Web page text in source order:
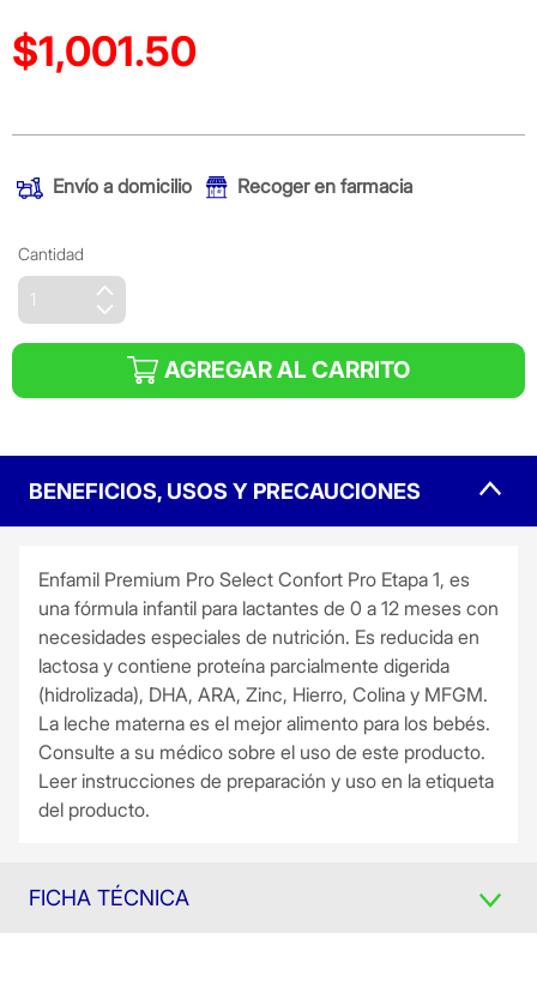
Precio reducido de
$1,001.50
Envío a domicilio Recoger en farmacia
Cantidad
AGREGAR AL CARRITO
BENEFICIOS, USOS Y PRECAUCIONES
Enfamil Premium Pro Select Confort Pro Etapa 1, es
una fórmula infantil para lactantes de 0 a 12 meses con
necesidades especiales de nutrición. Es reducida en
lactosa y contiene proteína parcialmente digerida
(hidrolizada), DHA, ARA, Zinc, Hierro, Colina y MFGM.
La leche materna es el mejor alimento para los bebés.
Consulte a su médico sobre el uso de este producto.
Leer instrucciones de preparación y uso en la etiqueta
del producto.
FICHA TÉCNICA